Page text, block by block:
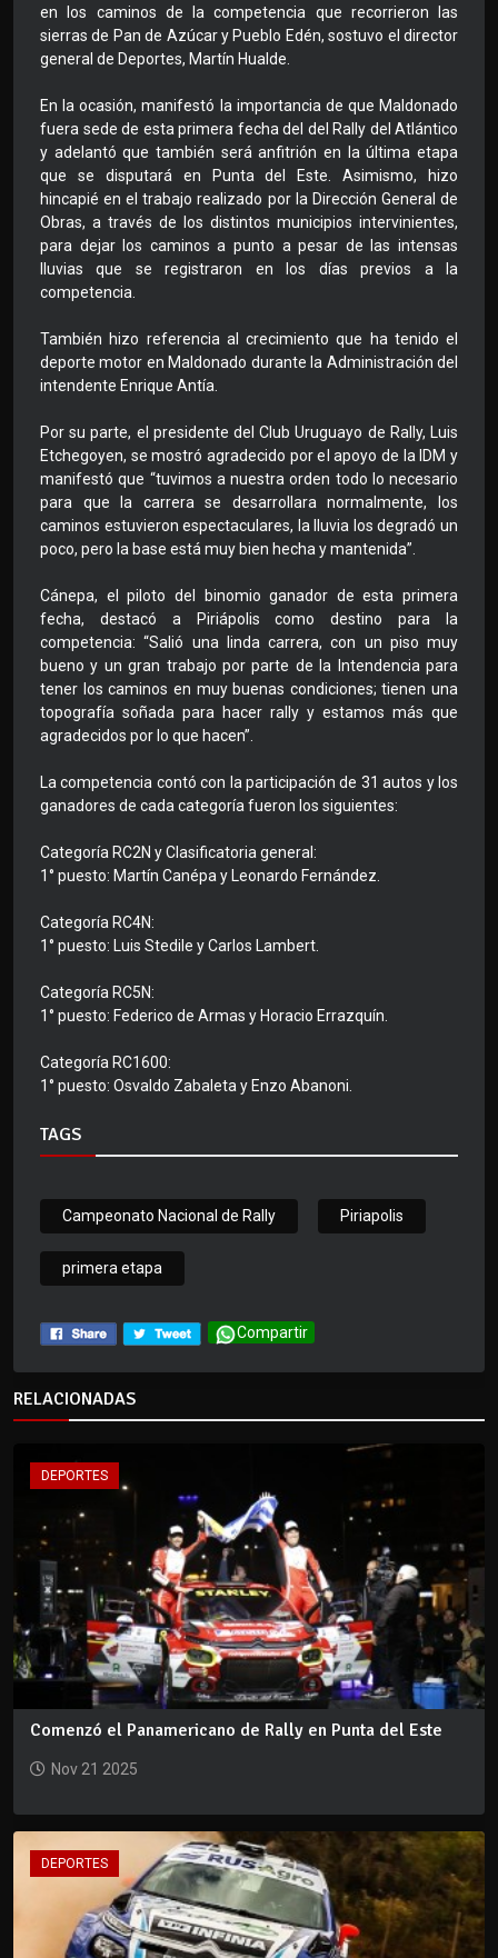
en los caminos de la competencia que recorrieron las
sierras de Pan de Azúcar y Pueblo Edén, sostuvo el director
general de Deportes, Martín Hualde.
En la ocasión, manifestó la importancia de que Maldonado
fuera sede de esta primera fecha del del Rally del Atlántico
y adelantó que también será anfitrión en la última etapa
que se disputará en Punta del Este. Asimismo, hizo
hincapié en el trabajo realizado por la Dirección General de
Obras, a través de los distintos municipios intervinientes,
para dejar los caminos a punto a pesar de las intensas
lluvias que se registraron en los días previos a la
competencia.
También hizo referencia al crecimiento que ha tenido el
deporte motor en Maldonado durante la Administración del
intendente Enrique Antía.
Por su parte, el presidente del Club Uruguayo de Rally, Luis
Etchegoyen, se mostró agradecido por el apoyo de la IDM y
manifestó que “tuvimos a nuestra orden todo lo necesario
para que la carrera se desarrollara normalmente, los
caminos estuvieron espectaculares, la lluvia los degradó un
poco, pero la base está muy bien hecha y mantenida”.
Cánepa, el piloto del binomio ganador de esta primera
fecha, destacó a Piriápolis como destino para la
competencia: “Salió una linda carrera, con un piso muy
bueno y un gran trabajo por parte de la Intendencia para
tener los caminos en muy buenas condiciones; tienen una
topografía soñada para hacer rally y estamos más que
agradecidos por lo que hacen”.
La competencia contó con la participación de 31 autos y los
ganadores de cada categoría fueron los siguientes:
Categoría RC2N y Clasificatoria general:
1° puesto: Martín Canépa y Leonardo Fernández.
Categoría RC4N:
1° puesto: Luis Stedile y Carlos Lambert.
Categoría RC5N:
1° puesto: Federico de Armas y Horacio Errazquín.
Categoría RC1600:
1° puesto: Osvaldo Zabaleta y Enzo Abanoni.
TAGS
Campeonato Nacional de Rally Piriapolis
primera etapa
Compartir
RELACIONADAS
DEPORTES
Comenzó el Panamericano de Rally en Punta del Este
Nov 21 2025
DEPORTES